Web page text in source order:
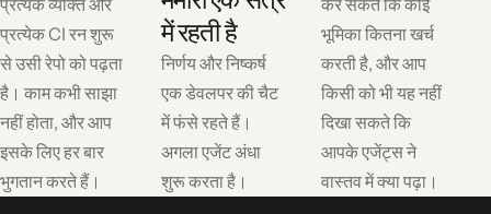
प्रत्येक व्यक्ति और
प्रत्येक CI रन शुरू
से उसी रेपो को पढ़ता
है। काम कभी साझा
नहीं होता, और आप
इसके लिए हर बार
भुगतान करते हैं।
में रहती है
निर्णय और निष्कर्ष
एक डेवलपर की चैट
में फंसे रहते हैं।
अगला एजेंट अंधा
शुरू करता है।
कर सकते कि कोई
भूमिका कितना खर्च
करती है, और आप
किसी को भी यह नहीं
दिखा सकते कि
आपके एजेंट्स ने
वास्तव में क्या पढ़ा।